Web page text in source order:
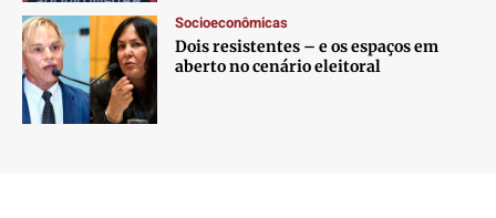
Socioeconômicas
Dois resistentes – e os espaços em
aberto no cenário eleitoral